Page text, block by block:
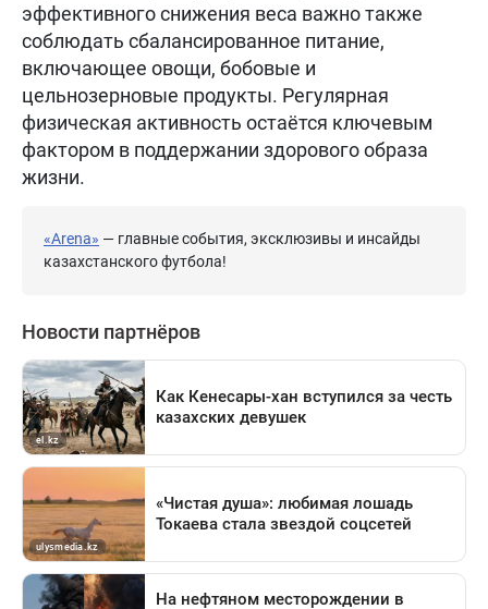
эффективного снижения веса важно также
соблюдать сбалансированное питание,
включающее овощи, бобовые и
цельнозерновые продукты. Регулярная
физическая активность остаётся ключевым
фактором в поддержании здорового образа
жизни.
«Arena» — главные события, эксклюзивы и инсайды
казахстанского футбола!